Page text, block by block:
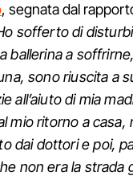
, segnata dal
sofferto di
ballerina a
sono riuscita a
all’aiuto di mia
mio ritorno a casa,
dai dottori e poi,
non era la strada